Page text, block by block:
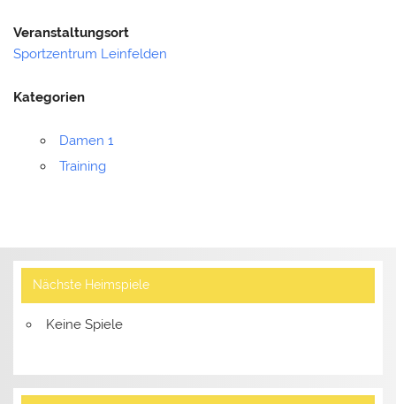
Veranstaltungsort
Sportzentrum Leinfelden
Kategorien
Damen 1
Training
Nächste Heimspiele
Keine Spiele